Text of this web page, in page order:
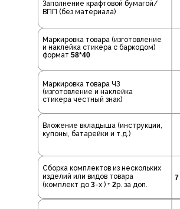
Заполнение крафтовой бумагой/
ВПП (без материала)
Маркировка товара (изготовление
и наклейка стикера с баркодом)
формат 58*40
Маркировка товара ЧЗ
(изготовление и наклейка
стикера честный знак)
Вложение вкладыша (инструкции,
купоны, батарейки и т.д.)
Сборка комплектов из нескольких
изделий или видов товара
(комплект до 3-х ) + 2р. за доп.
7